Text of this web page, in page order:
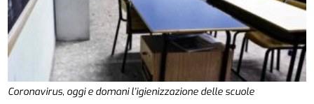
Coronavirus, oggi e domani l’igienizzazione delle scuole